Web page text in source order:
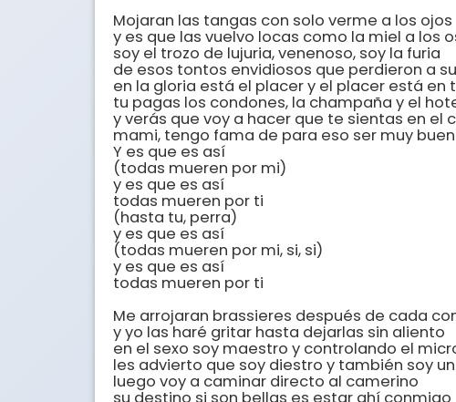
Mojaran las tangas con solo verme a los ojos
y es que las vuelvo locas como la miel a los
soy el trozo de lujuria, venenoso, soy la furia
de esos tontos envidiosos que perdieron a
en la gloria está el placer y el placer está en
tu pagas los condones, la champaña y el
y verás que voy a hacer que te sientas en el
mami, tengo fama de para eso ser muy
Y es que es así
(todas mueren por mi)
y es que es así
todas mueren por ti
(hasta tu, perra)
y es que es así
(todas mueren por mi, si, si)
y es que es así
todas mueren por ti
Me arrojaran brassieres después de cada
y yo las haré gritar hasta dejarlas sin aliento
en el sexo soy maestro y controlando el
les advierto que soy diestro y también soy
luego voy a caminar directo al camerino